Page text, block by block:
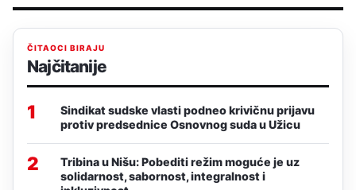
ČITAOCI BIRAJU
Najčitanije
1
Sindikat sudske vlasti podneo krivičnu prijavu
protiv predsednice Osnovnog suda u Užicu
2
Tribina u Nišu: Pobediti režim moguće je uz
solidarnost, sabornost, integralnost i